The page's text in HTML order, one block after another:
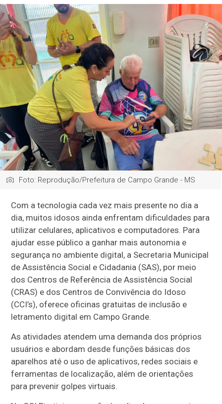
Foto: Reprodução/Prefeitura de Campo Grande - MS
Com a tecnologia cada vez mais presente no dia a
dia, muitos idosos ainda enfrentam dificuldades para
utilizar celulares, aplicativos e computadores. Para
ajudar esse público a ganhar mais autonomia e
segurança no ambiente digital, a Secretaria Municipal
de Assistência Social e Cidadania (SAS), por meio
dos Centros de Referência de Assistência Social
(CRAS) e dos Centros de Convivência do Idoso
(CCI’s), oferece oficinas gratuitas de inclusão e
letramento digital em Campo Grande.
As atividades atendem uma demanda dos próprios
usuários e abordam desde funções básicas dos
aparelhos até o uso de aplicativos, redes sociais e
ferramentas de localização, além de orientações
para prevenir golpes virtuais.